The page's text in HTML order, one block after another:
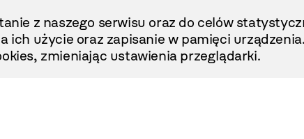
z naszego serwisu oraz do celów
ich użycie oraz zapisanie w pamięci urządzenia.
zmieniając ustawienia przeglądarki.